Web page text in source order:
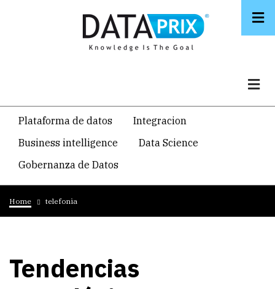
Navegacion
temática
principal
Plataforma de datos
Integracion
Business intelligence
Data Science
Gobernanza de Datos
Breadcrumb
Home telefonia
Tendencias